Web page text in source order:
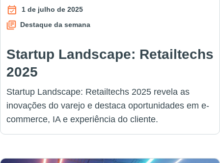
1 de julho de 2025
Destaque da semana
Startup Landscape: Retailtechs
2025
Startup Landscape: Retailtechs 2025 revela as
inovações do varejo e destaca oportunidades em e-
commerce, IA e experiência do cliente.